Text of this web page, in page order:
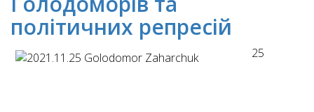
політичних репресій
25